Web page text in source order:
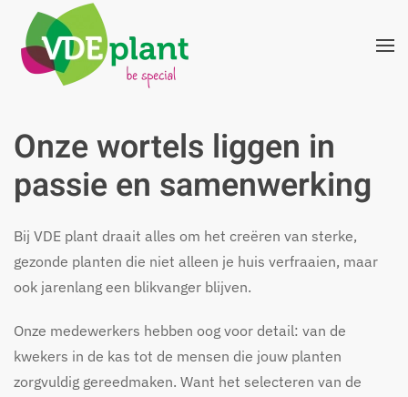
Terug naar hoofdinhoud
Onze wortels liggen in
passie en samenwerking
Bij VDE plant draait alles om het creëren van sterke,
gezonde planten die niet alleen je huis verfraaien, maar
ook jarenlang een blikvanger blijven.
Onze medewerkers hebben oog voor detail: van de
kwekers in de kas tot de mensen die jouw planten
zorgvuldig gereedmaken. Want het selecteren van de